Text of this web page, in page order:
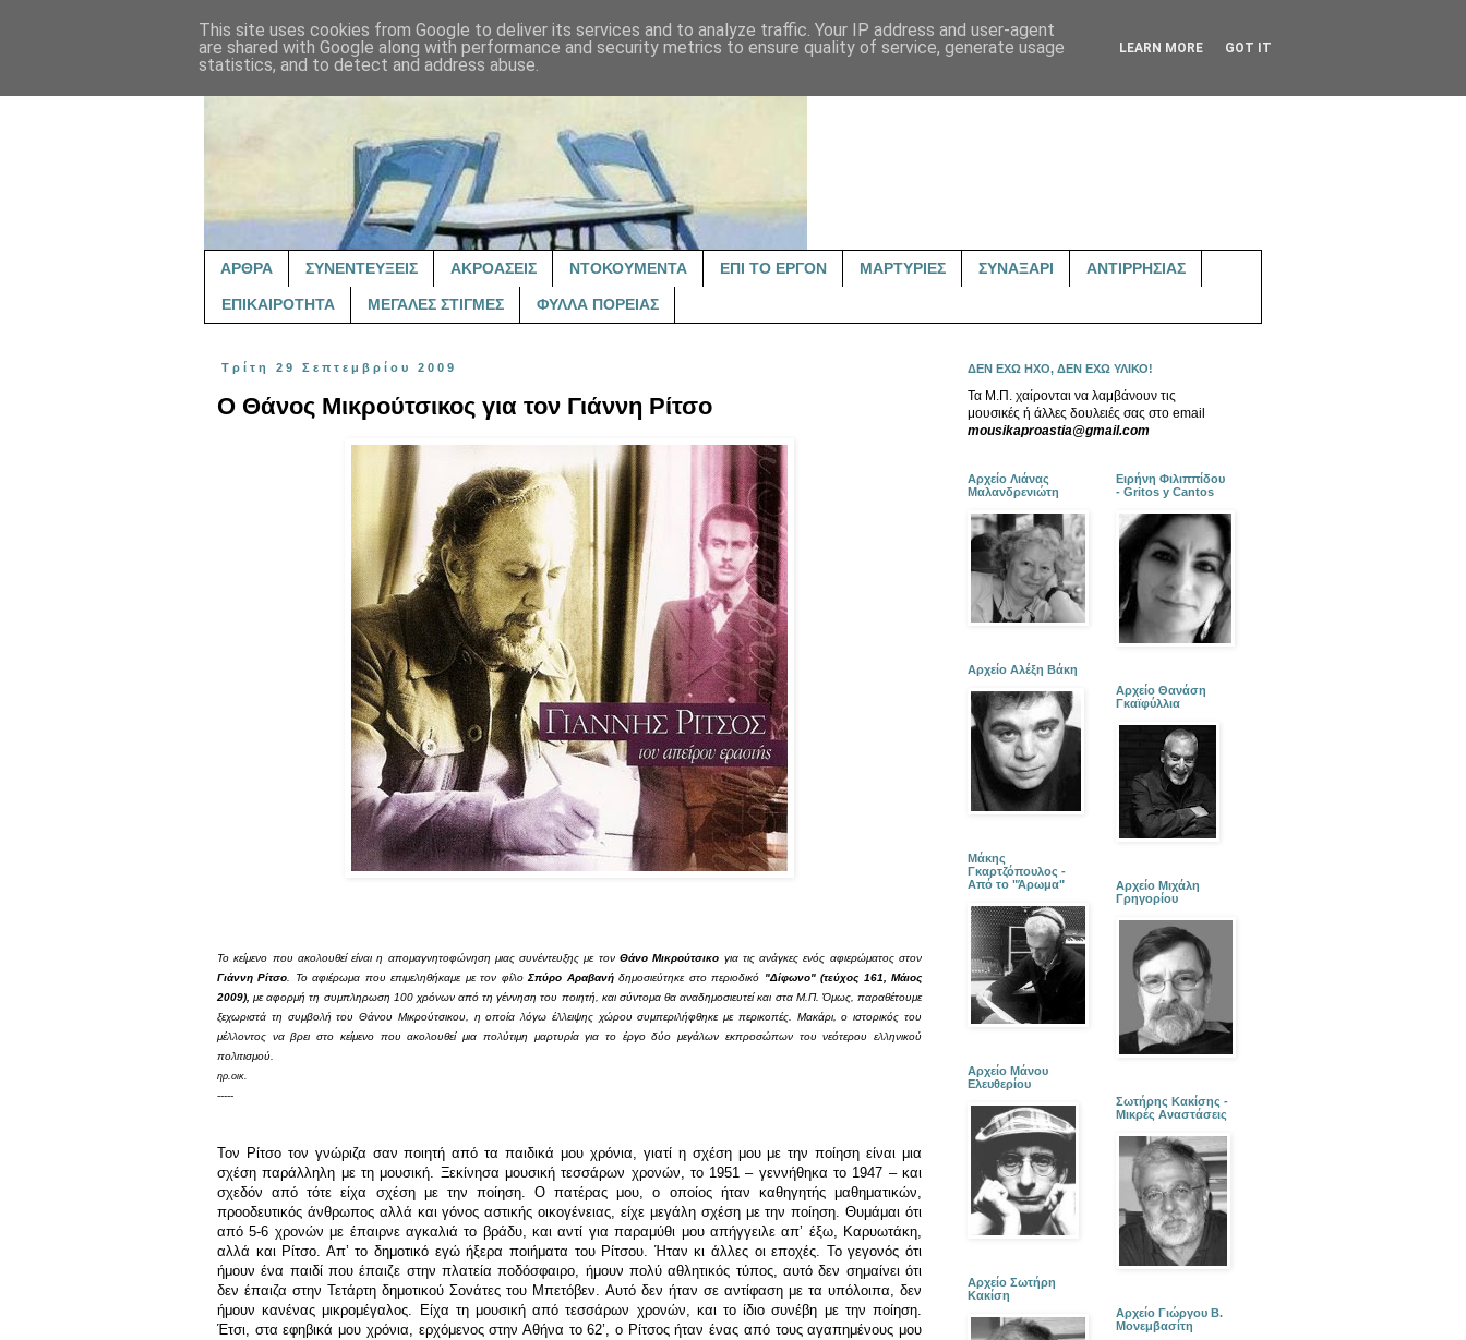
ΑΡΘΡΑ ΣΥΝΕΝΤΕΥΞΕΙΣ ΑΚΡΟΑΣΕΙΣ ΝΤΟΚΟΥΜΕΝΤΑ ΕΠΙ ΤΟ ΕΡΓΟΝ ΜΑΡΤΥΡΙΕΣ ΣΥΝΑΞΑΡΙ ΑΝΤΙΡΡΗΣΙΑΣ
ΕΠΙΚΑΙΡΟΤΗΤΑ ΜΕΓΑΛΕΣ ΣΤΙΓΜΕΣ ΦΥΛΛΑ ΠΟΡΕΙΑΣ
Τρίτη 29 Σεπτεμβρίου 2009
Ο Θάνος Μικρούτσικος για τον Γιάννη Ρίτσο
Το κείμενο που ακολουθεί είναι η απομαγνητοφώνηση μιας συνέντευξης με τονΘάνο Μικρούτσικο για τις ανάγκες ενός αφιερώματος στον
Γιάννη Ρίτσο. Το αφιέρωμα που επιμεληθήκαμε με τον φίλοΣπύρο Αραβανήδημοσιεύτηκε στο περιοδικό "Δίφωνο" (τεύχος 161, Μάιος
2009), με αφορμή τη συμπληρωση 100 χρόνων από τη γέννηση του ποιητή, και σύντομα θα αναδημοσιευτεί και στα Μ.Π. Όμως, παραθέτουμε
ξεχωριστά τη συμβολή του Θάνου Μικρούτσικου, η οποία λόγω έλλειψης χώρου συμπεριλήφθηκε με περικοπές. Μακάρι, ο ιστορικός του
μέλλοντος να βρει στο κείμενο που ακολουθεί μια πολύτιμη μαρτυρία για το έργο δύο μεγάλων εκπροσώπων του νεότερου ελληνικού
πολιτισμού.
ηρ.οικ.
-----
Τον Ρίτσο τον γνώριζα σαν ποιητή από τα παιδικά μου χρόνια, γιατί η σχέση μου με την ποίηση είναι μια
σχέση παράλληλη με τη μουσική. Ξεκίνησα μουσική τεσσάρων χρονών, το 1951 – γεννήθηκα το 1947 – και
σχεδόν από τότε είχα σχέση με την ποίηση. Ο πατέρας μου, ο οποίος ήταν καθηγητής μαθηματικών,
προοδευτικός άνθρωπος αλλά και γόνος αστικής οικογένειας, είχε μεγάλη σχέση με την ποίηση. Θυμάμαι ότι
από 5-6 χρονών με έπαιρνε αγκαλιά το βράδυ, και αντί για παραμύθι μου απήγγειλε απ’ έξω, Καρυωτάκη,
αλλά και Ρίτσο. Απ’ το δημοτικό εγώ ήξερα ποιήματα του Ρίτσου. Ήταν κι άλλες οι εποχές. Το γεγονός ότι
ήμουν ένα παιδί που έπαιζε στην πλατεία ποδόσφαιρο, ήμουν πολύ αθλητικός τύπος, αυτό δεν σημαίνει ότι
δεν έπαιζα στην Τετάρτη δημοτικού Σονάτες του Μπετόβεν. Αυτό δεν ήταν σε αντίφαση με τα υπόλοιπα, δεν
ήμουν κανένας μικρομέγαλος. Είχα τη μουσική από τεσσάρων χρονών, και το ίδιο συνέβη με την ποίηση.
Έτσι, στα εφηβικά μου χρόνια, ερχόμενος στην Αθήνα το 62’, ο Ρίτσος ήταν ένας από τους αγαπημένους μου
ΔΕΝ ΕΧΩ ΗΧΟ, ΔΕΝ ΕΧΩ ΥΛΙΚΟ!
Τα Μ.Π. χαίρονται να λαμβάνουν τις
μουσικές ή άλλες δουλειές σας στο email
mousikaproastia@gmail.com
Αρχείο Λιάνας
Μαλανδρενιώτη
Αρχείο Αλέξη Βάκη
Μάκης
Γκαρτζόπουλος -
Από το "Άρωμα"
Αρχείο Μάνου
Ελευθερίου
Αρχείο Σωτήρη
Κακίση
Ειρήνη Φιλιππίδου
- Gritos y Cantos
Αρχείο Θανάση
Γκαϊφύλλια
Αρχείο Μιχάλη
Γρηγορίου
Σωτήρης Κακίσης -
Μικρές Αναστάσεις
Αρχείο Γιώργου Β.
Μονεμβασίτη
This site uses cookies from Google to deliver its services and to analyze traffic. Your IP address and user-agent
are shared with Google along with performance and security metrics to ensure quality of service, generate usage
statistics, and to detect and address abuse.
LEARN MORE GOT IT